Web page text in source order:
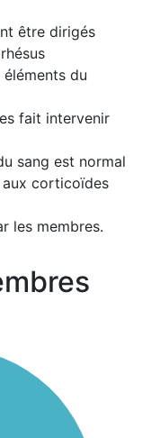
être dirigés
du
fait intervenir
sang est normal
corticoïdes
les membres.